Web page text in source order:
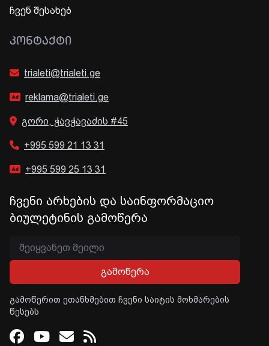
ჩვენ შესახებ
ᲙᲝᲜᲢᲐᲥᲢᲘ
trialeti@trialeti.ge
reklama@trialeti.ge
გორი, ჭავჭავაძის #45
+995 599 21 13 31
+995 599 25 13 31
ჩვენი არხების და საინფორმაციო
ბიულეტინის გამოწერა
გამოწერა
გამოწერით ეთანხმებით ჩვენი საიტის მოხმარების
წესებს
Facebook
Youtube
Email
RSS